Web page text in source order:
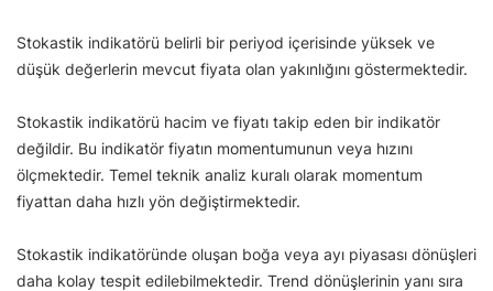
Stokastik indikatörü belirli bir periyod içerisinde yüksek ve
düşük değerlerin mevcut fiyata olan yakınlığını göstermektedir.
Stokastik indikatörü hacim ve fiyatı takip eden bir indikatör
değildir. Bu indikatör fiyatın momentumunun veya hızını
ölçmektedir. Temel teknik analiz kuralı olarak momentum
fiyattan daha hızlı yön değiştirmektedir.
Stokastik indikatöründe oluşan boğa veya ayı piyasası dönüşleri
daha kolay tespit edilebilmektedir. Trend dönüşlerinin yanı sıra